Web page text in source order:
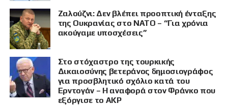
Ζαλούζνι: Δεν βλέπει προοπτική ένταξης
της Ουκρανίας στο ΝΑΤΟ – “Για χρόνια
ακούγαμε υποσχέσεις”
Στο στόχαστρο της τουρκικής
Δικαιοσύνης βετεράνος δημοσιογράφος
για προσβλητικό σχόλιο κατά του
Ερντογάν – Η αναφορά στον Φράνκο που
εξόργισε το AKP